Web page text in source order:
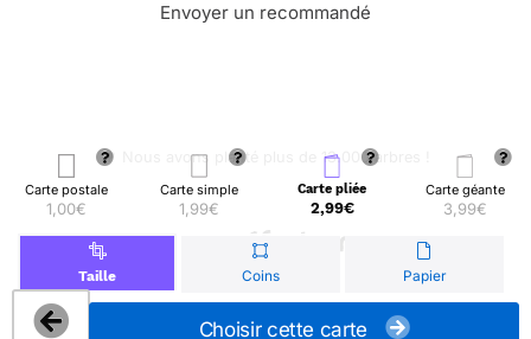
Carte postale
1,00€
Carte simple
1,99€
Carte pliée
2,99€
Carte géante
3,99€
Taille Coins Papier
Choisir cette carte
Envoyer un recommandé
🌳 Nous avons planté plus de 13.000 arbres !
© Merci Facteur